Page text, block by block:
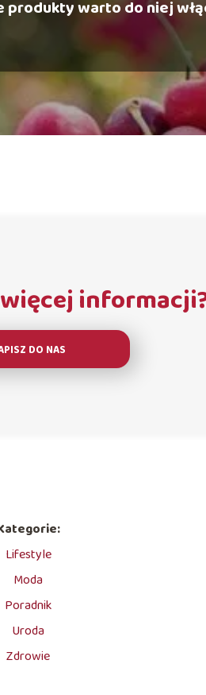
produkty warto do niej
DO NAS
Lifestyle
Moda
Poradnik
Uroda
Zdrowie